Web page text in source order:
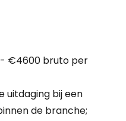
- €4600 bruto per
uitdaging bij een
de branche;